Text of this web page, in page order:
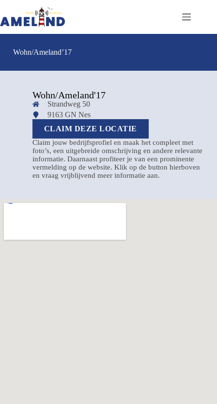
Wohn/Ameland’17
Wohn/Ameland'17
Strandweg 50
9163 GN Nes
CLAIM DEZE LOCATIE
Claim jouw bedrijfsprofiel en maak het compleet met
foto’s, een uitgebreide omschrijving en andere relevante
informatie. Daarnaast profiteer je van een prominente
vermelding op de website. Klik op de button hierboven
en vraag vrijblijvend meer informatie aan.